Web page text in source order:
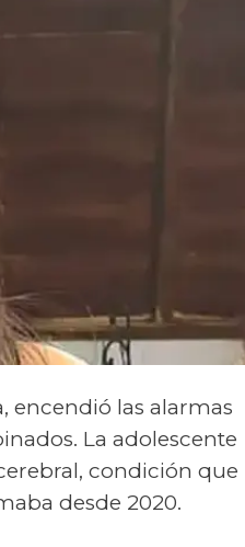
encendió las alarmas
La adolescente
condición que
desde 2020.